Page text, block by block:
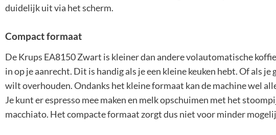
duidelijk uit via het scherm.
Compact formaat
De Krups EA8150 Zwart is kleiner dan andere volautomatische
in op je aanrecht. Dit is handig als je een kleine keuken hebt. Of als
wilt overhouden. Ondanks het kleine formaat kan de machine wel
Je kunt er espresso mee maken en melk opschuimen met het
macchiato. Het compacte formaat zorgt dus niet voor minder